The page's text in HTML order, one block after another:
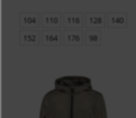
104 110 116 128
140
152
164 176 98